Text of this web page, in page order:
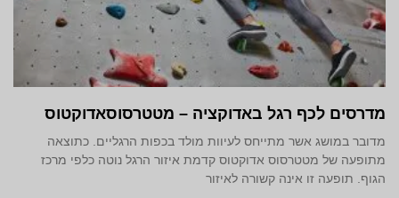
מדרסים לכף רגל באדוקציה – מטטרסוסאדוקטוס
מדובר במושג אשר מתייחס לעיוות מולד בכפות הרגליים. כתוצאה
מתופעה של מטטרסוס אדוקטוס קדמת איזור הרגל נוטה כלפי מרכז
הגוף. תופעה זו אינה קשורה לאיזור